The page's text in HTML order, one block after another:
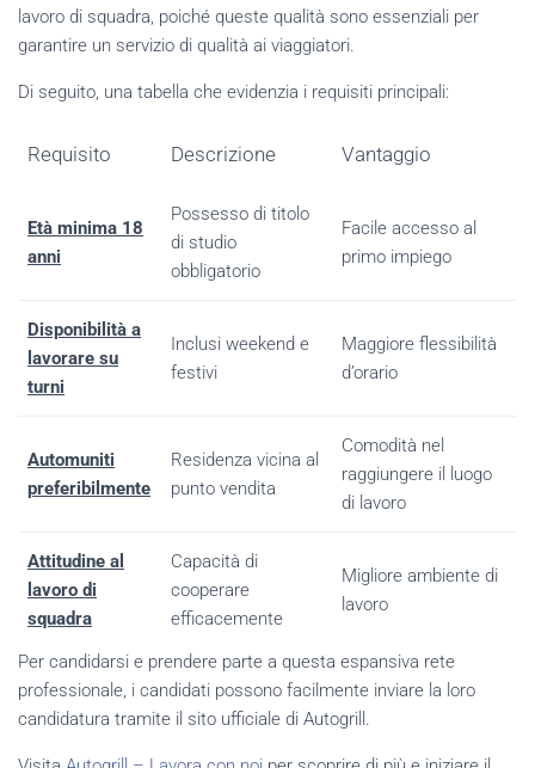
lavoro di squadra, poiché queste qualità sono essenziali per
garantire un servizio di qualità ai viaggiatori.
Di seguito, una tabella che evidenzia i requisiti principali:
Requisito Descrizione Vantaggio
Età minima 18
anni
Possesso di titolo
di studio
obbligatorio
Facile accesso al
primo impiego
Disponibilità a
lavorare su
turni
Inclusi weekend e
festivi
Maggiore flessibilità
d’orario
Automuniti
preferibilmente
Residenza vicina al
punto vendita
Comodità nel
raggiungere il luogo
di lavoro
Attitudine al
lavoro di
squadra
Capacità di
cooperare
efficacemente
Migliore ambiente di
lavoro
Per candidarsi e prendere parte a questa espansiva rete
professionale, i candidati possono facilmente inviare la loro
candidatura tramite il sito ufficiale di Autogrill.